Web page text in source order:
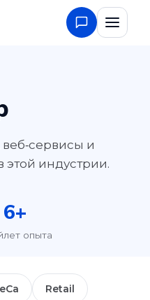
и
этой индустрии.
6+
лет опыта
Retail